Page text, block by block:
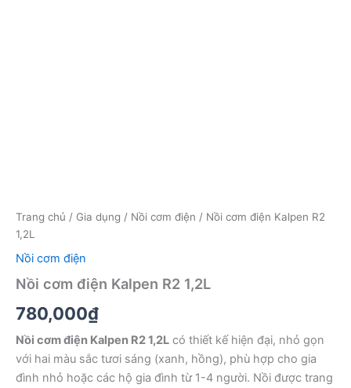
Trang chủ / Gia dụng / Nồi cơm điện / Nồi cơm điện Kalpen R2
1,2L
Nồi cơm điện
Nồi cơm điện Kalpen R2 1,2L
780,000₫
Nồi cơm điện Kalpen R2 1,2L có thiết kế hiện đại, nhỏ gọn
với hai màu sắc tươi sáng (xanh, hồng), phù hợp cho gia
đình nhỏ hoặc các hộ gia đình từ 1-4 người. Nồi được trang